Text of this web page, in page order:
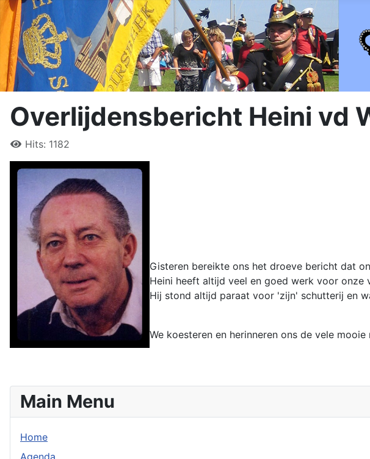
Main Menu
Home
Agenda
Overlijdensbericht Heini vd
Hits: 1182
Gisteren bereikte ons het droeve bericht dat
Heini heeft altijd veel en goed werk voor onze
Hij stond altijd paraat voor 'zijn' schutterij en
We koesteren en herinneren ons de vele